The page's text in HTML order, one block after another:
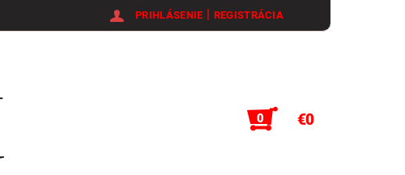
PRIHLÁSENIE | REGISTRÁCIA
0 €0